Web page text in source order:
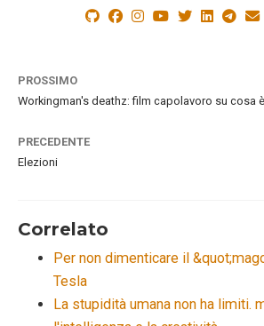
PROSSIMO
Workingman's deathz: film capolavoro su cosa
PRECEDENTE
Elezioni
Correlato
Per non dimenticare il
Tesla
La stupidità umana non ha limiti.